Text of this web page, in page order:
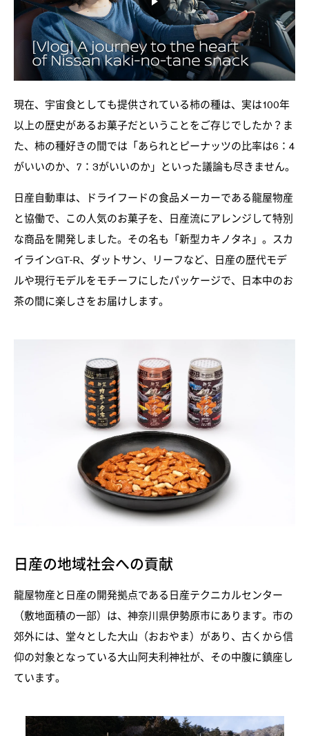
現在、宇宙食としても提供されている柿の種は、実は100年
以上の歴史があるお菓子だということをご存じでしたか？ま
た、柿の種好きの間では「あられとピーナッツの比率は6：4
がいいのか、7：3がいいのか」といった議論も尽きません。
日産自動車は、ドライフードの食品メーカーである龍屋物産
と協働で、この人気のお菓子を、日産流にアレンジして特別
な商品を開発しました。その名も「新型カキノタネ」。スカ
イラインGT-R、ダットサン、リーフなど、日産の歴代モデ
ルや現行モデルをモチーフにしたパッケージで、日本中のお
茶の間に楽しさをお届けします。
日産の地域社会への貢献
龍屋物産と日産の開発拠点である日産テクニカルセンター
（敷地面積の一部）は、神奈川県伊勢原市にあります。市の
郊外には、堂々とした大山（おおやま）があり、古くから信
仰の対象となっている大山阿夫利神社が、その中腹に鎮座し
ています。